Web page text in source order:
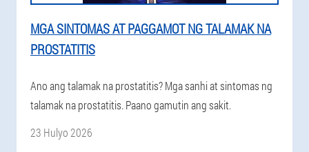
MGA SINTOMAS AT PAGGAMOT NG TALAMAK NA
PROSTATITIS
Ano ang talamak na prostatitis? Mga sanhi at sintomas ng
talamak na prostatitis. Paano gamutin ang sakit.
23 Hulyo 2026